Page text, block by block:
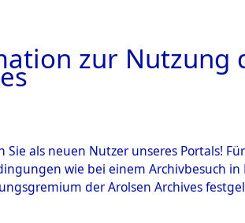
zur Nutzung
Sie als neuen Nutzer unseres Portals!
wie bei einem Archivbesuch
der Arolsen Archives